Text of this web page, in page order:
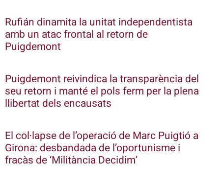
Rufián dinamita la unitat independentista
amb un atac frontal al retorn de
Puigdemont
Puigdemont reivindica la transparència del
seu retorn i manté el pols ferm per la plena
llibertat dels encausats
El col·lapse de l’operació de Marc Puigtió a
Girona: desbandada de l’oportunisme i
fracàs de ‘Militància Decidim’